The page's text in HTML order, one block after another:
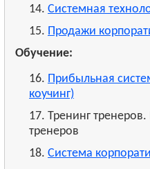
14. Системная
15. Продажи
Обучение:
16. Прибыльная
коучинг)
17. Тренинг
тренеров
18. Система